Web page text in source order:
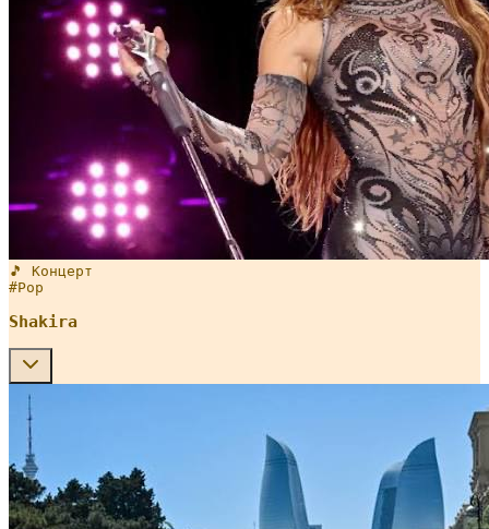
🎵 Концерт
#Pop
Shakira